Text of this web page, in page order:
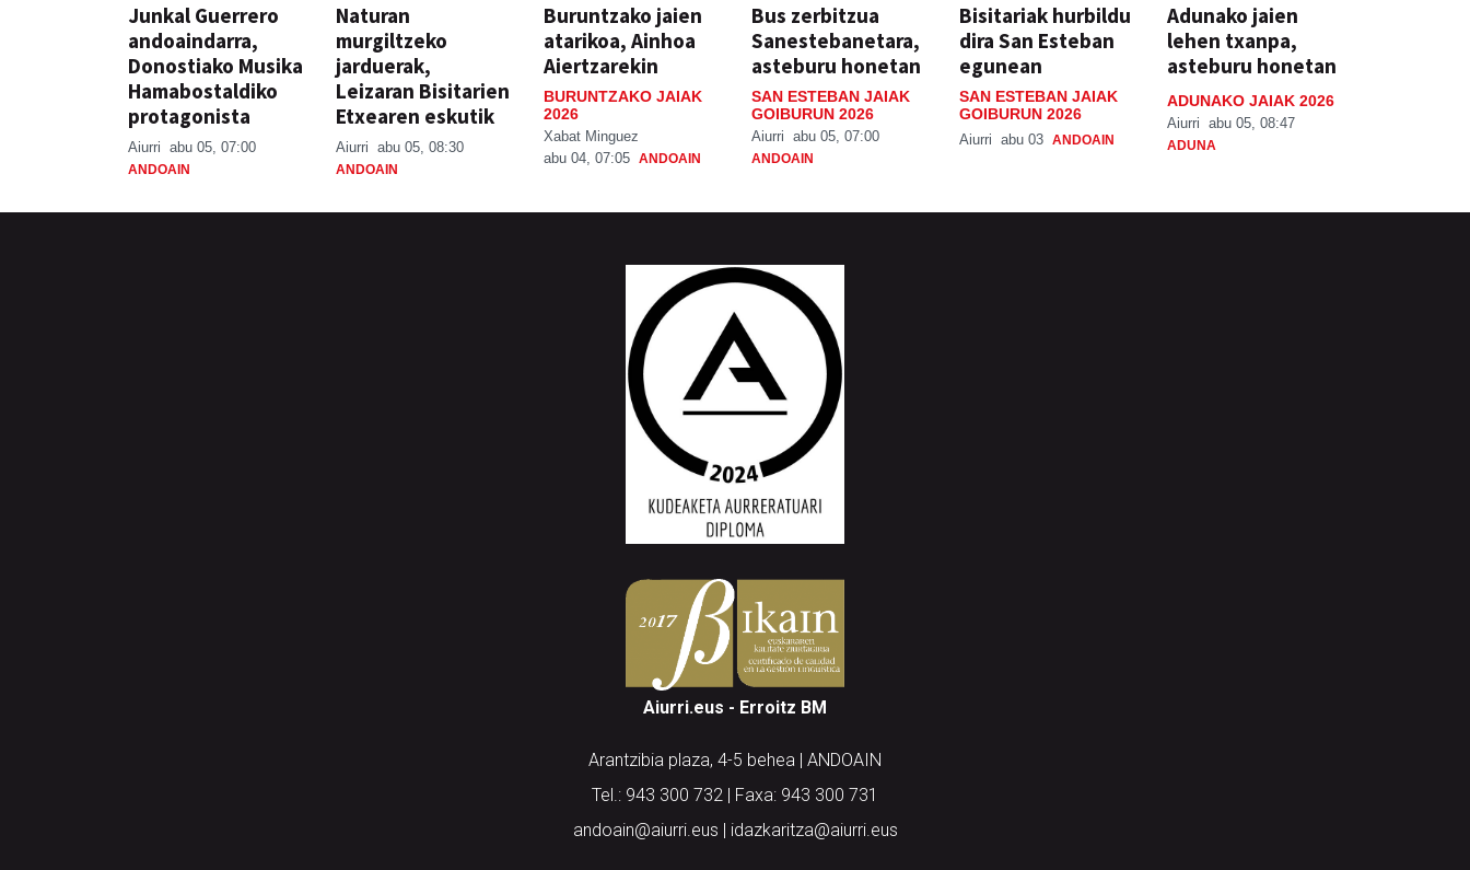
Junkal Guerrero
andoaindarra,
Donostiako Musika
Hamabostaldiko
protagonista
Aiurri abu 05, 07:00
ANDOAIN
Naturan
murgiltzeko
jarduerak,
Leizaran Bisitarien
Etxearen eskutik
Aiurri abu 05, 08:30
ANDOAIN
Buruntzako jaien
atarikoa, Ainhoa
Aiertzarekin
BURUNTZAKO JAIAK
2026
Xabat Minguez
abu 04, 07:05 ANDOAIN
Bus zerbitzua
Sanestebanetara,
asteburu honetan
SAN ESTEBAN JAIAK
GOIBURUN 2026
Aiurri abu 05, 07:00
ANDOAIN
Bisitariak hurbildu
dira San Esteban
egunean
SAN ESTEBAN JAIAK
GOIBURUN 2026
Aiurri abu 03 ANDOAIN
Adunako jaien
lehen txanpa,
asteburu honetan
ADUNAKO JAIAK 2026
Aiurri abu 05, 08:47
ADUNA
Aiurri.eus - Erroitz BM
Arantzibia plaza, 4-5 behea | ANDOAIN
Tel.: 943 300 732 | Faxa: 943 300 731
andoain@aiurri.eus | idazkaritza@aiurri.eus